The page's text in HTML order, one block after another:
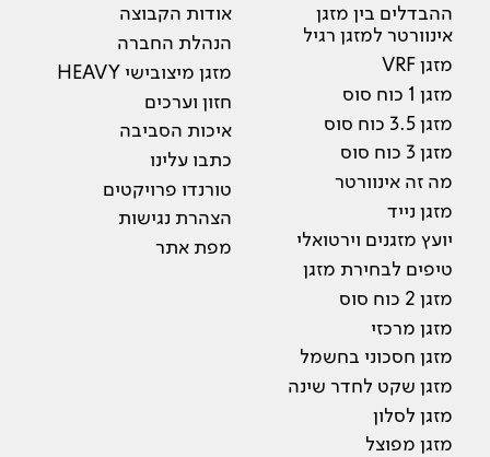
ההבדלים בין מזגן
אינוורטר למזגן רגיל
מזגן VRF
מזגן 1 כוח סוס
מזגן 3.5 כוח סוס
מזגן 3 כוח סוס
מה זה אינוורטר
מזגן נייד
יועץ מזגנים וירטואלי
טיפים לבחירת מזגן
מזגן 2 כוח סוס
מזגן מרכזי
מזגן חסכוני בחשמל
מזגן שקט לחדר שינה
מזגן לסלון
מזגן מפוצל
אודות הקבוצה
הנהלת החברה
מזגן מיצובישי HEAVY
חזון וערכים
איכות הסביבה
כתבו עלינו
טורנדו פרויקטים
הצהרת נגישות
מפת אתר